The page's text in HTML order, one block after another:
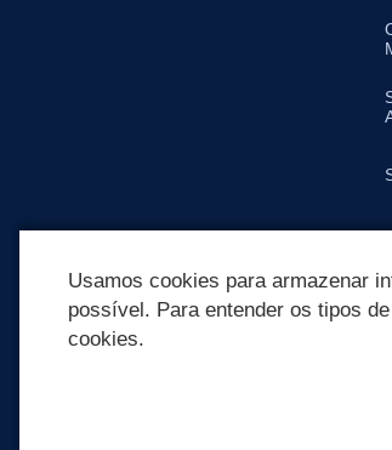
Usamos cookies para armazenar
possível. Para entender os tipos
cookies.